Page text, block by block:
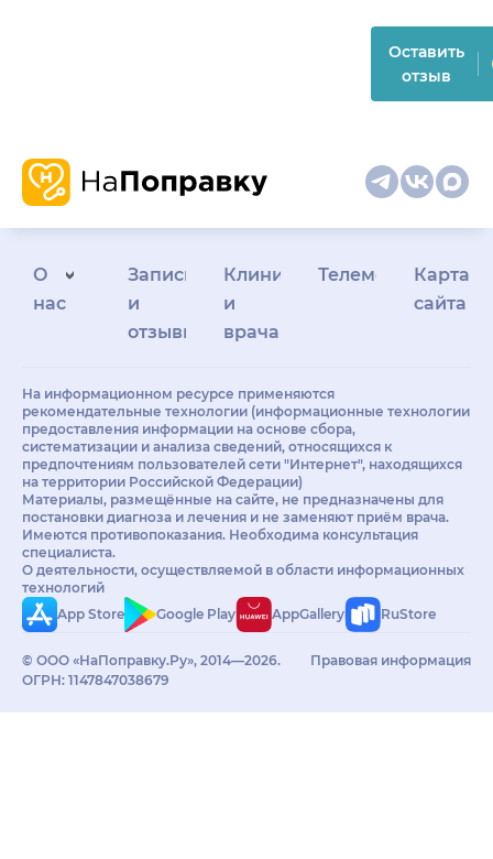
Оставить
отзыв
О
нас
Запись
и
отзывы
Клиникам
и
врачам
Телемедицина
Карта
сайта
На информационном ресурсе применяются
рекомендательные технологии (информационные технологии
предоставления информации на основе сбора,
систематизации и анализа сведений, относящихся к
предпочтениям пользователей сети "Интернет", находящихся
на территории Российской Федерации)
Материалы, размещённые на сайте, не предназначены для
постановки диагноза и лечения и не заменяют приём врача.
Имеются противопоказания. Необходима консультация
специалиста.
О деятельности, осуществляемой в области информационных
технологий
App Store
Google Play AppGallery RuStore
© ООО «НаПоправку.Ру», 2014—2026.
ОГРН: 1147847038679
Правовая информация